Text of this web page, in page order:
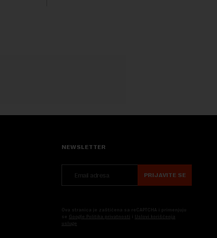
NEWSLETTER
PRIJAVITE SE
Ova stranica je zaštićena sa reCAPTCHA i primenjuju
se Google Politika privatnosti i Uslovi korišćenja
usluge